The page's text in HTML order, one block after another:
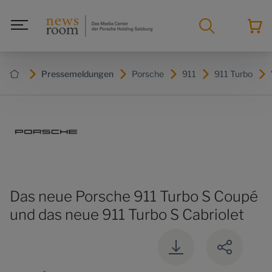
Pressemeldungen Porsche 911 911 Turbo
Das neue Porsche 911 Turbo S Coupé
und das neue 911 Turbo S Cabriolet